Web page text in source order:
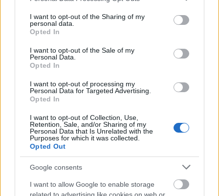
not limited to your visit or usage behaviour. You may click to
grant or deny consent to Google and its third-party tags to
use your data for below specified purposes in below Google
consent section.
I want to opt-out of the Sharing of my
personal data.
Opted In
I want to opt-out of the Sale of my
Personal Data.
Opted In
I want to opt-out of processing my
Personal Data for Targeted Advertising.
Opted In
I want to opt-out of Collection, Use,
Retention, Sale, and/or Sharing of my
Personal Data that Is Unrelated with the
Purposes for which it was collected.
Opted Out
Google consents
I want to allow Google to enable storage
છે, તેથી પરિણામ જો ટેક્સ્ટ બીજા એન્કોડિંગમાં હોય તો તેના કરતા અલગ હશે. જો
તમારે ચોક્કસ એન્કોડિંગમાં ટેક્સ્ટના હેશની ગણતરી કરવાની જરૂર હોય, તો તમારે
તેના બદલે ફાઇલ અપલોડ કરવી જોઈએ.
SHA3-384 હેશ અલ્ગોરિધમ વિશે
હું ગણિતશાસ્ત્રી નથી કે સંકેતલિપીશાસ્ત્રી પણ નથી, તેથી હું આ હેશ
ફંક્શનને મારા સાથી બિન-ગણિતશાસ્ત્રીઓ સમજી શકે તે રીતે
સમજાવવાનો પ્રયાસ કરીશ. જો તમે વૈજ્ઞાનિક રીતે સચોટ, સંપૂર્ણ
ગણિત સમજૂતી પસંદ કરો છો, તો તમે તેને ઘણી વેબસાઇટ્સ પર
શોધી શકો છો ;-)
ગમે તે હોય, અગાઉના SHA પરિવારો (SHA-1 અને SHA-2) થી